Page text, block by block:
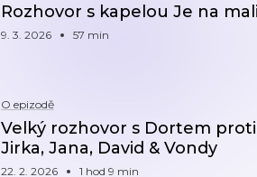
Rozhovor s kapelou Je na
9. 3. 2026 57 min
O epizodě
Velký rozhovor s Dortem
Jirka, Jana, David & Vondy
22. 2. 2026 1 hod 9 min